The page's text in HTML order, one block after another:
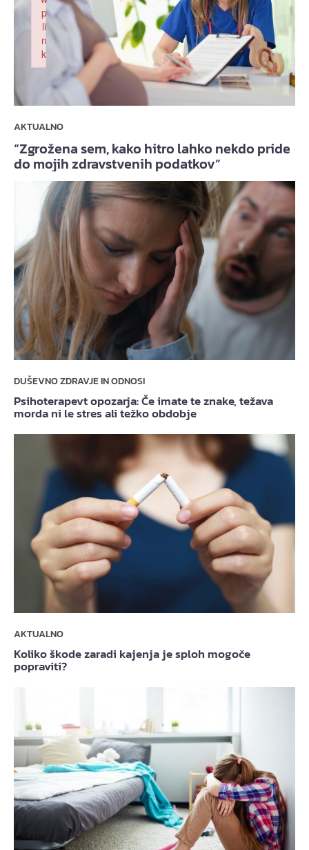
AKTUALNO
“Zgrožena sem, kako hitro lahko nekdo pride
do mojih zdravstvenih podatkov”
DUŠEVNO ZDRAVJE IN ODNOSI
Psihoterapevt opozarja: Če imate te znake, težava
morda ni le stres ali težko obdobje
AKTUALNO
Koliko škode zaradi kajenja je sploh mogoče
popraviti?
p
li
n
k
Failed to initialize plugin: wplink